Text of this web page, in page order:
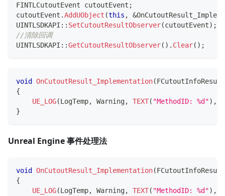
FINTLCutoutEvent cutoutEvent ;
cutoutEvent .AddUObject (this , &
UINTLSDKAPI :: SetCutoutResultObserver(cutoutEvent) ;
//清除回调
UINTLSDKAPI ::GetCutoutResultObserver( ) . Clear( ) ;
void OnCutoutResult_Implementation(
{
UE_LOG(LogTemp, Warning, TEXT( "MethodID: %d") ,
}
Unreal Engine 事件处理法
void OnCutoutResult_Implementation(
{
UE_LOG(LogTemp, Warning, TEXT( "MethodID: %d") ,